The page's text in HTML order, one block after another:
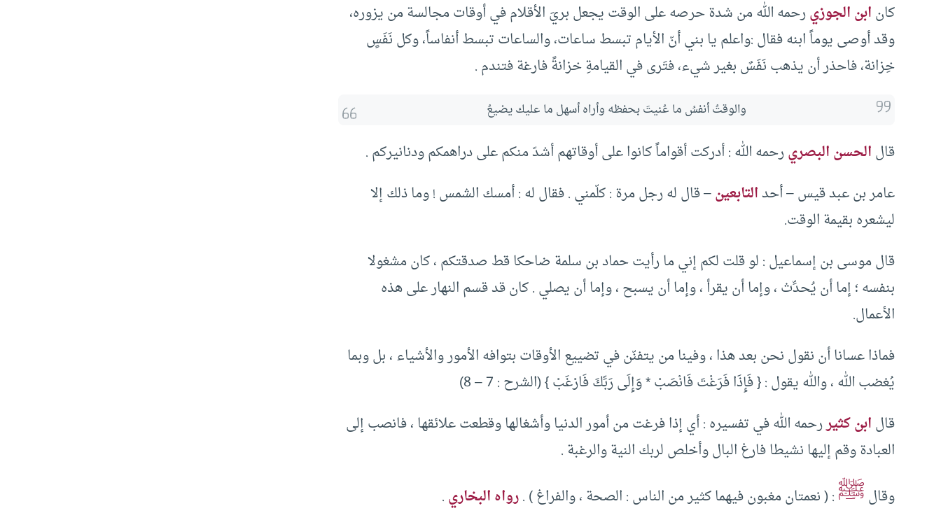
كانابن الجوزيرحمه الله من شدة حرصه على الوقت يجعل بريَ الأقلام في أوقات مجالسة من يزوره،
وقد أوصى يوماً ابنه فقال :واعلم يا بني أنّ الأيام تبسط ساعات، والساعات تبسط أنفاساً، وكل نَفَسٍ
خِزانة، فاحذر أن يذهب نَفَسٌ بغير شيء، فتَرى في القيامةِ خزانةً فارغة فتندم .
والوقتُ أنفسُ ما عُنيتَ بحفظه وأراه أسهل ما عليك يضيعُ
قالالحسن البصريرحمه الله : أدركت أقواماً كانوا على أوقاتهم أشدّ منكم على دراهمكم ودنانيركم .
عامر بن عبد قيس – أحدالتابعين– قال له رجل مرة : كلّمني . فقال له : أمسك الشمس ! وما ذلك إلا
ليشعره بقيمة الوقت.
قال موسى بن إسماعيل : لو قلت لكم إني ما رأيت حماد بن سلمة ضاحكا قط صدقتكم ، كان مشغولا
بنفسه ؛ إما أن يُحدِّث ، وإما أن يقرأ ، وإما أن يسبح ، وإما أن يصلي . كان قد قسم النهار على هذه
الأعمال.
فماذا عسانا أن نقول نحن بعد هذا ، وفينا من يتفنّن في تضييع الأوقات بتوافه الأمور والأشياء ، بل وبما
يُغضب الله ، والله يقول : { فَإِذَا فَرَغْتَ فَانْصَبْ * وَإِلَى رَبِّكَ فَارْغَبْ } (الشرح : 7 – 8)
قالابن كثيررحمه الله في تفسيره : أي إذا فرغت من أمور الدنيا وأشغالها وقطعت علائقها ، فانصب إلى
العبادة وقم إليها نشيطا فارغ البال وأخلص لربك النية والرغبة .
وقالﷺ: ( نعمتان مغبون فيهما كثير من الناس : الصحة ، والفراغ ) .رواه البخاري.